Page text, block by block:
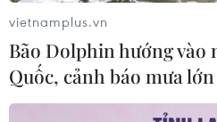
động cho nhà phát triển
Doanh thu AI của
vietnamplus.vn
Bão Dolphin hướng
Quốc, cảnh báo mưa